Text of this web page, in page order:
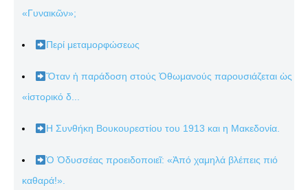
«Γυναικῶν»;
Περί μεταμορφώσεως
Ὅταν ἡ παράδοση στούς Ὀθωμανούς παρουσιάζεται ὡς
«ἱστορικό δ...
Η Συνθήκη Βουκουρεστίου του 1913 και η Μακεδονία.
Ὁ Ὀδυσσέας προειδοποιεῖ: «Ἀπό χαμηλά βλέπεις πιό
καθαρά!».